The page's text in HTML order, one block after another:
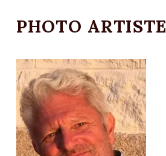
PHOTO ARTISTE